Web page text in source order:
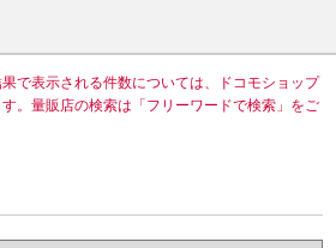
果で表示される件数については、ドコモショップ
。量販店の検索は「フリーワードで検索」をご